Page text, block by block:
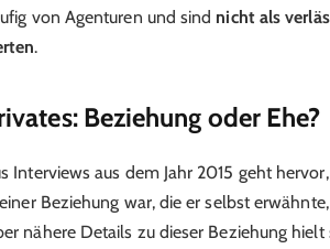
von Agenturen und sind nicht als
.
Beziehung oder Ehe?
Interviews aus dem Jahr 2015 geht
Beziehung war, die er selbst
nähere Details zu dieser Beziehung